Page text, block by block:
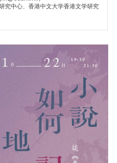
究中心、香港中文大学香港文学研究